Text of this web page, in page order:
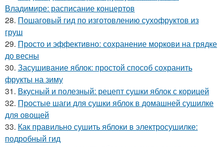
Владимире: расписание концертов
28. Пошаговый гид по изготовлению сухофруктов из
груш
29. Просто и эффективно: сохранение моркови на грядке
до весны
30. Засушивание яблок: простой способ сохранить
фрукты на зиму
31. Вкусный и полезный: рецепт сушки яблок с корицей
32. Простые шаги для сушки яблок в домашней сушилке
для овощей
33. Как правильно сушить яблоки в электросушилке:
подробный гид